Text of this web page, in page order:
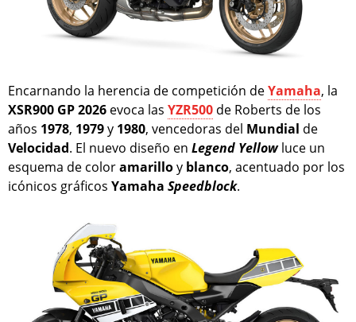
Encarnando la herencia de competición deYamaha, la
XSR900 GP 2026 evoca las YZR500 de Roberts de los
años 1978, 1979y 1980, vencedoras del Mundial de
Velocidad. El nuevo diseño en Legend Yellowluce un
esquema de coloramarilloy blanco, acentuado por los
icónicos gráficos Yamaha Speedblock.